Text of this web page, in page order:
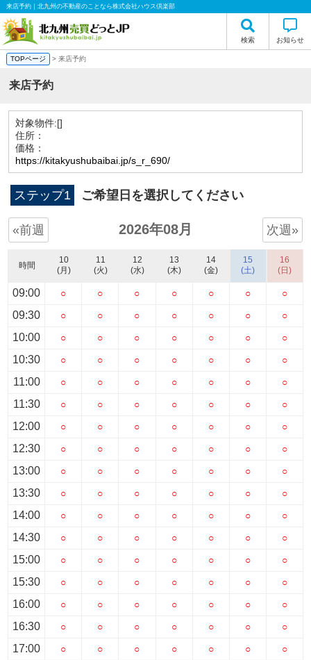
来店予約｜北九州の不動産のことなら株式会社ハウス倶楽部
検索 お知らせ
TOPページ > 来店予約
来店予約
対象物件:[]
住所：
価格：
https://kitakyushubaibai.jp/s_r_690/
ステップ1 ご希望日を選択してください
«前週 2026年08月 次週»
時間
09:00
09:30
10:00
10:30
11:00
11:30
12:00
12:30
13:00
13:30
14:00
14:30
15:00
15:30
16:00
16:30
17:00
10
(月)
○
○
○
○
○
○
○
○
○
○
○
○
○
○
○
○
○
11
(火)
○
○
○
○
○
○
○
○
○
○
○
○
○
○
○
○
○
12
(水)
○
○
○
○
○
○
○
○
○
○
○
○
○
○
○
○
○
13
(木)
○
○
○
○
○
○
○
○
○
○
○
○
○
○
○
○
○
14
(金)
○
○
○
○
○
○
○
○
○
○
○
○
○
○
○
○
○
15
(土)
○
○
○
○
○
○
○
○
○
○
○
○
○
○
○
○
○
16
(日)
○
○
○
○
○
○
○
○
○
○
○
○
○
○
○
○
○